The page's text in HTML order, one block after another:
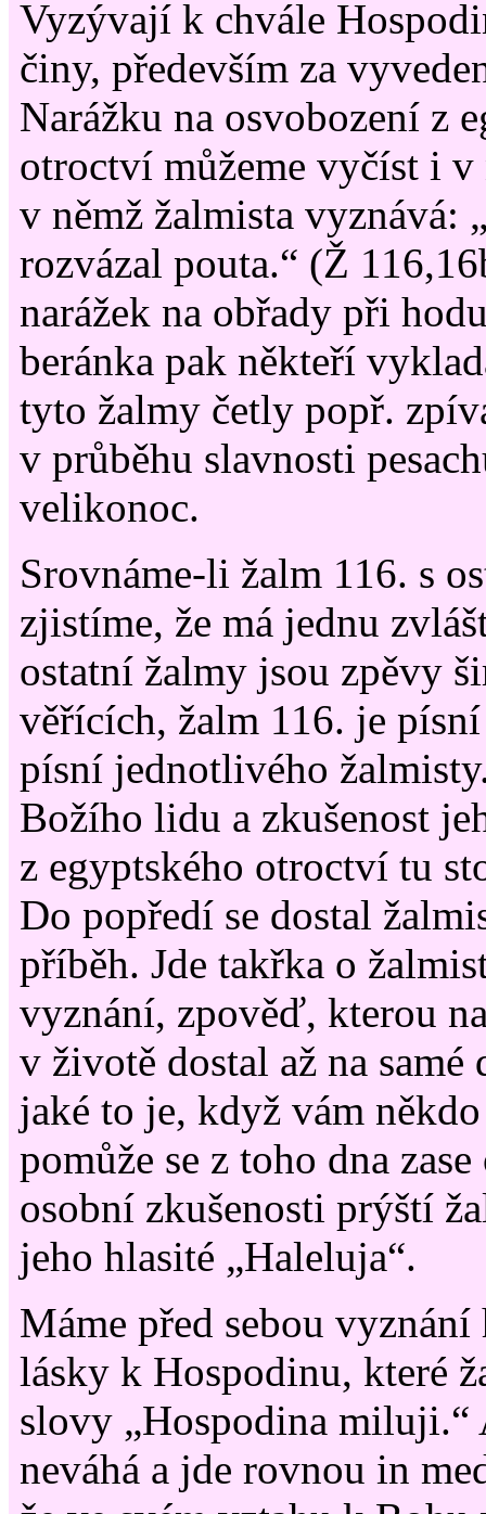
Vyzývají k chvále
činy, především za
Narážku na osvobození z
otroctví můžeme vyčíst i v
v němž žalmista vyznává:
rozvázal pouta.“ (Ž
narážek na obřady při
beránka pak někteří
tyto žalmy četly popř.
v průběhu slavnosti
velikonoc.
Srovnáme-li žalm 116. s
zjistíme, že má jednu
ostatní žalmy jsou zpěvy
věřících, žalm 116. je
písní jednotlivého
Božího lidu a zkušenost
z egyptského otroctví tu
Do popředí se dostal
příběh. Jde takřka o
vyznání, zpověď, kterou
v životě dostal až na samé
jaké to je, když vám
pomůže se z toho dna
osobní zkušenosti prýští
jeho hlasité „Haleluja“.
Máme před sebou
lásky k Hospodinu, které
slovy „Hospodina miluji.“
neváhá a jde rovnou in